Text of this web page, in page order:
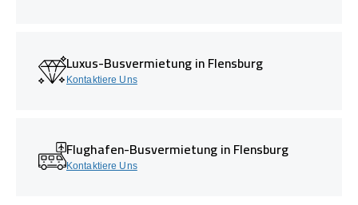
Luxus-Busvermietung in Flensburg
Kontaktiere Uns
Flughafen-Busvermietung in Flensburg
Kontaktiere Uns